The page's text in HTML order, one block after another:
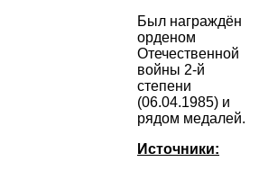
Был награждён
орденом
Отечественной
войны 2-й
степени
(06.04.1985) и
рядом медалей.
Источники: